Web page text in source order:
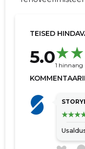
TEISED
5.01 hinnang